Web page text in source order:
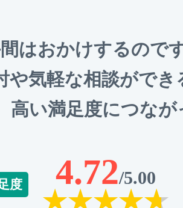
はおかけするのです
気軽な相談ができ
い満足度につなが
度 4.72/5.00